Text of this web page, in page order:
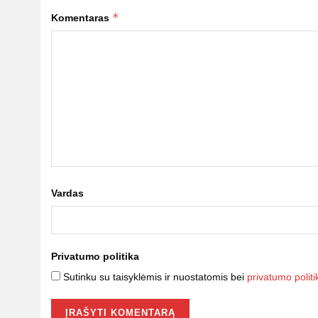
Komentaras *
Vardas
Privatumo politika
Sutinku su taisyklėmis ir nuostatomis bei privatumo